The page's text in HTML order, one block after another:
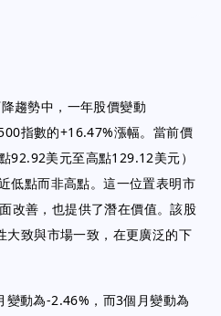
趨勢中，一年股價變動
指數的+16.47%漲幅。當前價
92.92美元至高點129.12美元）
低點而非高點。這一位置表明市
改善，也提供了潛在價值。該股
大致與市場一致，在更廣泛的下
變動為-2.46%，而3個月變動為